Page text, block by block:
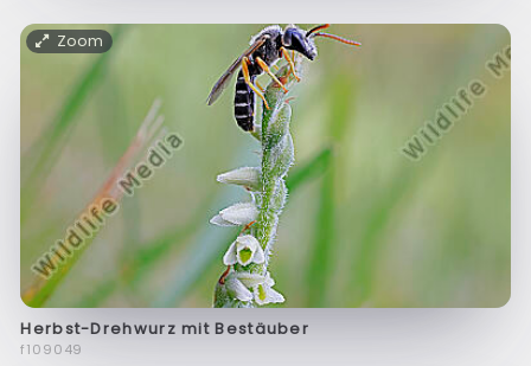
Zoom
Herbst-Drehwurz mit Bestäuber
f109049